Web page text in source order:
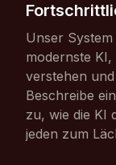
Unser
modernste
verstehen
Beschreibe
zu, wie die KI
jeden zum